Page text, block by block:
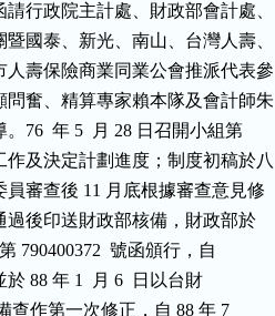
請行政院主計處、財政部會計處、
暨國泰、新光、南山、台灣人壽、
市人壽保險商業同業公會推派代表參
顧問奮、精算專家賴本隊及會計師朱
。76  年 5  月 28 日召開小組第
工作及決定計劃進度；制度初稿於八
員審查後 11 月底根據審查意見修
通過後印送財政部核備，財政部於
第 790400372  號函頒行，自
於 88 年 1  月 6  日以台財
備查作第一次修正，自 88 年 7